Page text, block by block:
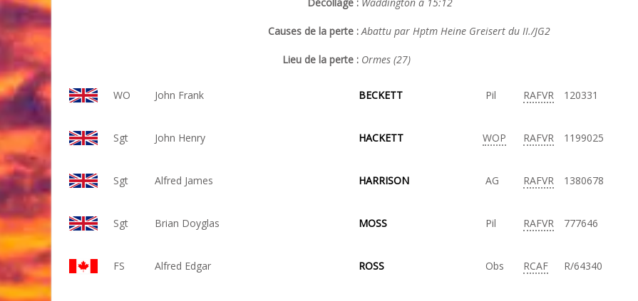
Causes de la perte :Abattu par Hptm Heine Greisert du II./JG2
Lieu de la perte : Ormes (27)
WO John Frank BECKETT Pil RAFVR 120331
Sgt John Henry HACKETT WOP RAFVR 1199025
Sgt Alfred James HARRISON AG RAFVR 1380678
Sgt Brian Doyglas MOSS Pil RAFVR 777646
FS Alfred Edgar ROSS Obs RCAF R/64340